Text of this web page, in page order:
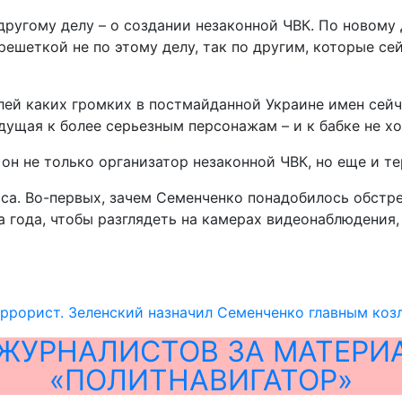
делу – о создании незаконной ЧВК. По
не по этому делу, так по другим, которые
каких громких в постмайданной Украине имен
к более серьезным персонажам – и к бабке не
не только организатор незаконной ЧВК, но еще и
Во-первых, зачем Семенченко понадобилось
чтобы разглядеть на камерах
Зеленский назначил Семенченко главным
ЗА
«ПОЛИТНАВИГАТОР»